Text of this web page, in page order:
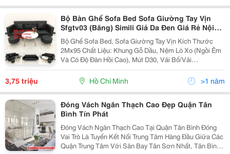
Bộ Bàn Ghế Sofa Bed Sofa Giường Tay Vịn
Sfgtv03 (Băng) Simili Giả Da Đen Giá Rẻ Nội
Thất Linco Hcm Hồ Chí Minh Tphcm Sài Gòn
Quận Tân Bình Tân Phú Nhuận 3 4 5 6 7 8 9
Bộ Ghế Sofa Bed, Sofa Giường Tay Vịn Kích Thước
2Mx95 Chất Liệu: Khung Gỗ Dầu, Nệm Lò Xo (Ngồi Êm
Và Có Độ Đàn Hồi Cao), Mút D30, Vải Bố/Vải
Nhung/Simili - Giá Ghế Dài 3000K, Tặng Kèm 2 Gối -
Giá Cả Bộ Bàn Tròn 3750K (Ghế Dài, 2 Gối, 2 Ghế Đôn,
3,75 triệu Hồ Chí Minh >1 năm
Đóng Vách Ngăn Thạch Cao Đẹp Quận Tân
Bình Tín Phát
Đóng Vách Ngăn Thạch Cao Tại Quận Tân Bình Đóng
Vai Trò Là Tuyến Kết Nối Trung Tâm Hàng Đầu Giữa Các
Quận Trung Tâm Với Sân Bay Tân Sơn Nhất, Tân Bình